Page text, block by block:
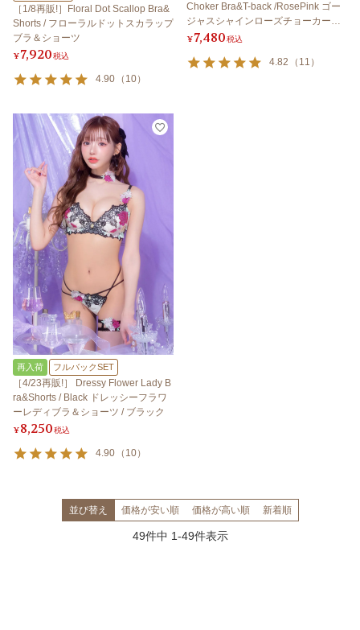
［1/8再販!］Floral Dot Scallop Bra&
Shorts / フローラルドットスカラップ
ブラ＆ショーツ
¥7,920税込
4.90 （ 10）
Choker Bra&T-back /RosePink ゴー
ジャスシャインローズチョーカーブ
ラ＆Tバック / ローズピンク
¥7,480税込
4.82 （ 11 ）
再入荷 フルバックSET
［4/23再販!］ Dressy Flower Lady B
ra&Shorts / Black ドレッシーフラワ
ーレディブラ＆ショーツ / ブラック
¥8,250税込
4.90 （ 10）
並び替え 価格が安い順 価格が高い順 新着順
49件中 1-49件表示